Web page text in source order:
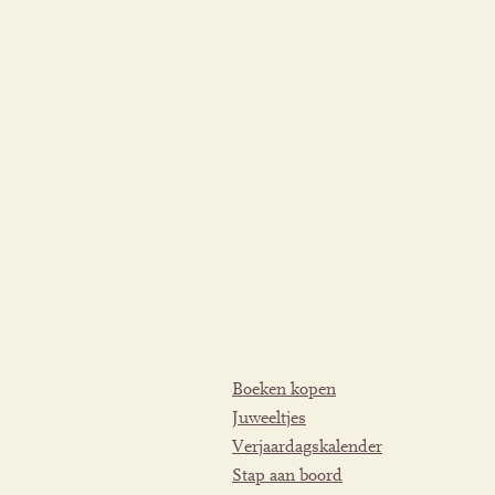
Boeken kopen
Juweeltjes
Verjaardagskalender
Stap aan boord